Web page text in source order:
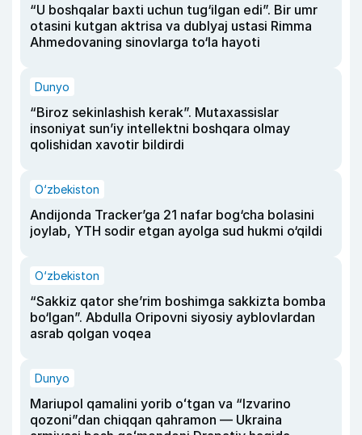
“U boshqalar baxti uchun tug‘ilgan edi”. Bir umr
otasini kutgan aktrisa va dublyaj ustasi Rimma
Ahmedovaning sinovlarga to‘la hayoti
Dunyo
“Biroz sekinlashish kerak”. Mutaxassislar
insoniyat sun’iy intellektni boshqara olmay
qolishidan xavotir bildirdi
O‘zbekiston
Andijonda Tracker’ga 21 nafar bog‘cha bolasini
joylab, YTH sodir etgan ayolga sud hukmi o‘qildi
O‘zbekiston
“Sakkiz qator she’rim boshimga sakkizta bomba
bo‘lgan”. Abdulla Oripovni siyosiy ayblovlardan
asrab qolgan voqea
Dunyo
Mariupol qamalini yorib oʻtgan va “Izvarino
qozoni”dan chiqqan qahramon — Ukraina